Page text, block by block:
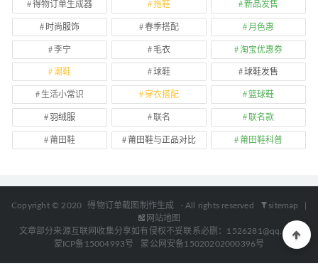
得物订单生成器 拖鞋 新品发售
时尚服饰 春季搭配 月色惠
李宁 毛衣 淘宝优惠券
潮鞋 球鞋 球鞋发售
生活小常识 穿衣搭配 篮球鞋
羽绒服 联名 联名款
莆田鞋 莆田鞋与正品对比 莆田鞋科普
Copyright © 2020 得物订单截图制作生成 - All rights reserved sitemap
网站地图
文章部分来源互联网收集分享如有侵权不妥联系必删：1526281@qq.com
蒙ICP备15004993号
蒙公网安备15020202000396号